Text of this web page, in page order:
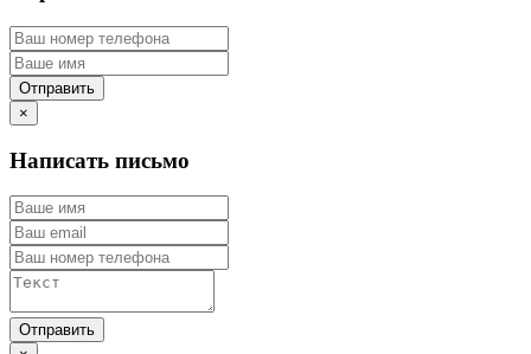
×
Написать письмо